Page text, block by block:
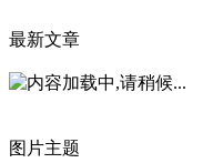
最新文章
图片主题